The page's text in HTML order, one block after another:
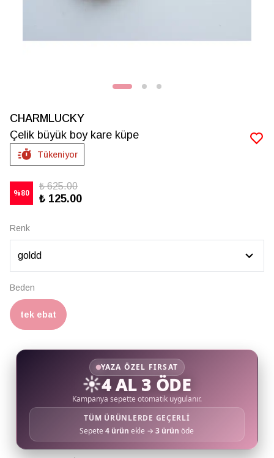
CHARMLUCKY
Çelik büyük boy kare küpe
Tükeniyor
%80
₺ 625.00
₺ 125.00
Renk
Beden
tek ebat
YAZA ÖZEL FIRSAT
☀️4 AL 3 ÖDE
Kampanya sepette otomatik uygulanır.
TÜM ÜRÜNLERDE GEÇERLİ
Sepete4 ürün ekle →3 ürün öde